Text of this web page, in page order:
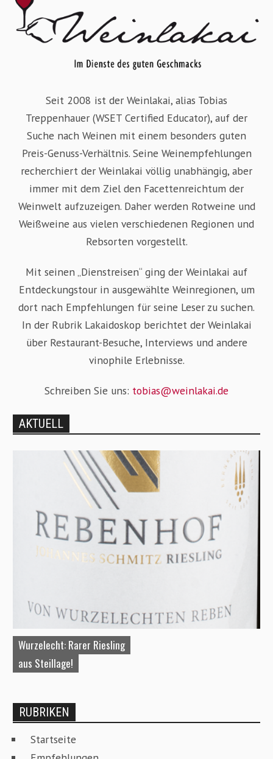
Seit 2008 ist der Weinlakai, alias Tobias
Treppenhauer (WSET Certified Educator), auf der
Suche nach Weinen mit einem besonders guten
Preis-Genuss-Verhältnis. Seine Weinempfehlungen
recherchiert der Weinlakai völlig unabhängig, aber
immer mit dem Ziel den Facettenreichtum der
Weinwelt aufzuzeigen. Daher werden Rotweine und
Weißweine aus vielen verschiedenen Regionen und
Rebsorten vorgestellt.
Mit seinen „Dienstreisen“ ging der Weinlakai auf
Entdeckungstour in ausgewählte Weinregionen, um
dort nach Empfehlungen für seine Leser zu suchen.
In der Rubrik Lakaidoskop berichtet der Weinlakai
über Restaurant-Besuche, Interviews und andere
vinophile Erlebnisse.
Schreiben Sie uns: tobias@weinlakai.de
AKTUELL
Wurzelecht: Rarer Riesling
aus Steillage!
RUBRIKEN
Startseite